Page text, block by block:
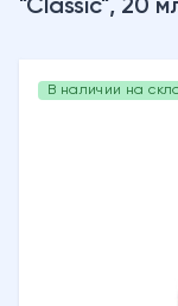
"Classic", 20
В наличии на